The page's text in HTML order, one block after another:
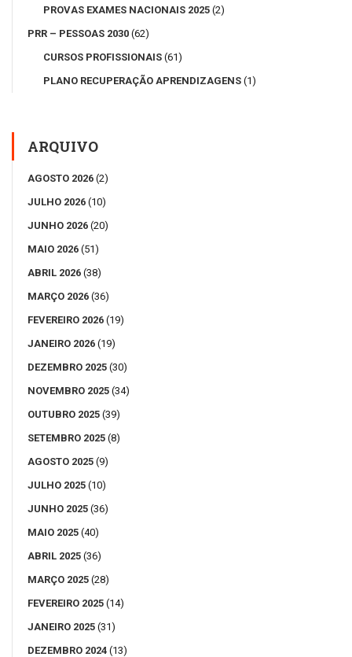
PROVAS EXAMES NACIONAIS 2025 (2)
PRR – PESSOAS 2030 (62)
CURSOS PROFISSIONAIS (61)
PLANO RECUPERAÇÃO APRENDIZAGENS (1)
ARQUIVO
AGOSTO 2026 (2)
JULHO 2026 (10)
JUNHO 2026 (20)
MAIO 2026 (51)
ABRIL 2026 (38)
MARÇO 2026 (36)
FEVEREIRO 2026 (19)
JANEIRO 2026 (19)
DEZEMBRO 2025 (30)
NOVEMBRO 2025 (34)
OUTUBRO 2025 (39)
SETEMBRO 2025 (8)
AGOSTO 2025 (9)
JULHO 2025 (10)
JUNHO 2025 (36)
MAIO 2025 (40)
ABRIL 2025 (36)
MARÇO 2025 (28)
FEVEREIRO 2025 (14)
JANEIRO 2025 (31)
DEZEMBRO 2024 (13)